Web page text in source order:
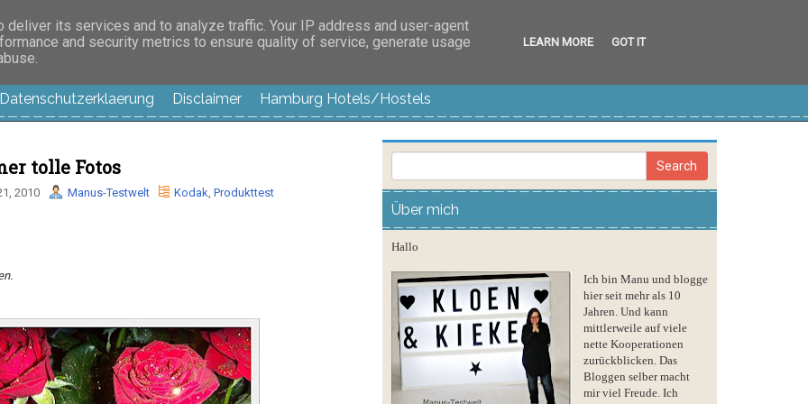
außer langweilig
Datenschutzerklaerung Disclaimer Hamburg Hotels/Hostels
tolle Fotos
2010 Manus-Testwelt Kodak, Produkttest
Über mich
Hallo
Ich bin Manu und blogge
hier seit mehr als 10
Jahren. Und kann
mittlerweile auf viele
nette Kooperationen
zurückblicken. Das
Bloggen selber macht
mir viel Freude. Ich
its services and to analyze traffic. Your IP address and user-agent
and security metrics to ensure quality of service, generate usage
LEARN MORE GOT IT